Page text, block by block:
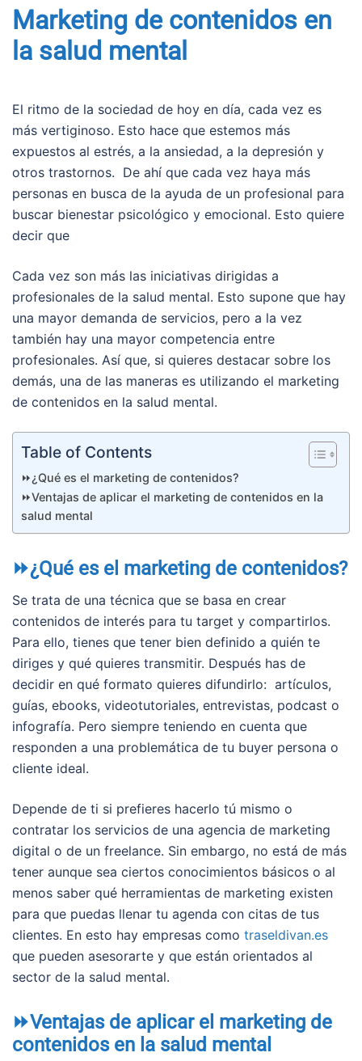
Marketing de contenidos en
la salud mental
El ritmo de la sociedad de hoy en día, cada vez es
más vertiginoso. Esto hace que estemos más
expuestos al estrés, a la ansiedad, a la depresión y
otros trastornos. De ahí que cada vez haya más
personas en busca de la ayuda de un profesional para
buscar bienestar psicológico y emocional. Esto quiere
decir que
Cada vez son más las iniciativas dirigidas a
profesionales de la salud mental. Esto supone que hay
una mayor demanda de servicios, pero a la vez
también hay una mayor competencia entre
profesionales. Así que, si quieres destacar sobre los
demás, una de las maneras es utilizando el marketing
de contenidos en la salud mental.
Table of Contents
⏩¿Qué es el marketing de contenidos?
⏩Ventajas de aplicar el marketing de contenidos en la
salud mental
⏩¿Qué es el marketing de contenidos?
Se trata de una técnica que se basa en crear
contenidos de interés para tu target y compartirlos.
Para ello, tienes que tener bien definido a quién te
diriges y qué quieres transmitir. Después has de
decidir en qué formato quieres difundirlo: artículos,
guías, ebooks, videotutoriales, entrevistas, podcast o
infografía. Pero siempre teniendo en cuenta que
responden a una problemática de tu buyer persona o
cliente ideal.
Depende de ti si prefieres hacerlo tú mismo o
contratar los servicios de una agencia de marketing
digital o de un freelance. Sin embargo, no está de más
tener aunque sea ciertos conocimientos básicos o al
menos saber qué herramientas de marketing existen
para que puedas llenar tu agenda con citas de tus
clientes. En esto hay empresas como traseldivan.es
que pueden asesorarte y que están orientados al
sector de la salud mental.
⏩Ventajas de aplicar el marketing de
contenidos en la salud mental